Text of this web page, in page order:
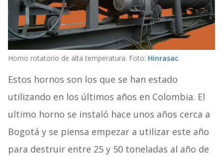
Horno rotatorio de alta temperatura. Foto: Hinrasac.
Estos hornos son los que se han estado
utilizando en los últimos años en Colombia. El
ultimo horno se instaló hace unos años cerca a
Bogotá y se piensa empezar a utilizar este año
para destruir entre 25 y 50 toneladas al año de